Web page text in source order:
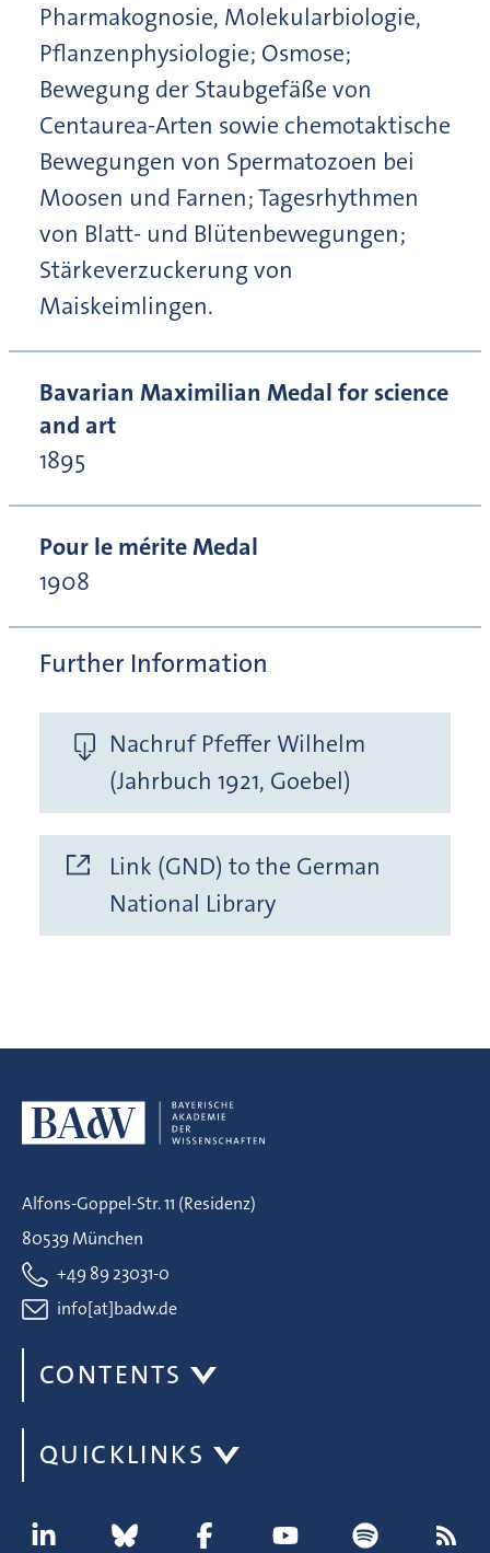
Pharmakognosie, Molekularbiologie,
Pflanzenphysiologie; Osmose;
Bewegung der Staubgefäße von
Centaurea-Arten sowie chemotaktische
Bewegungen von Spermatozoen bei
Moosen und Farnen; Tagesrhythmen
von Blatt- und Blütenbewegungen;
Stärkeverzuckerung von
Maiskeimlingen.
Bavarian Maximilian Medal for science
and art
1895
Pour le mérite Medal
1908
Further Information
Nachruf Pfeffer Wilhelm
(Jahrbuch 1921, Goebel)
Link (GND) to the German
National Library
Alfons-Goppel-Str. 11 (Residenz)
80539 München
+49 89 23031-0
info[at]badw.de
CONTENTS
QUICKLINKS